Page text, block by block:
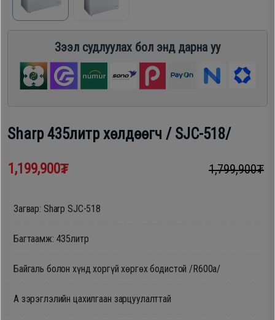
Хөргөгч,
Хөлдөөгч
Плитк,
Тавилга
Эйр
шүүгээ
Тавилга
Эйр
УТАС
Зээл судлуулах бол энд дарна уу
Sharp 435литр хөлдөөгч / SJC-518/
1,199,900₮ 1,799,900₮
Загвар: Sharp SJC-518
Багтаамж: 435литр
Байгаль болон хүнд хоргүй хөргөх бодистой /R600a/
A зэрэглэлийн цахилгаан зарцуулалттай